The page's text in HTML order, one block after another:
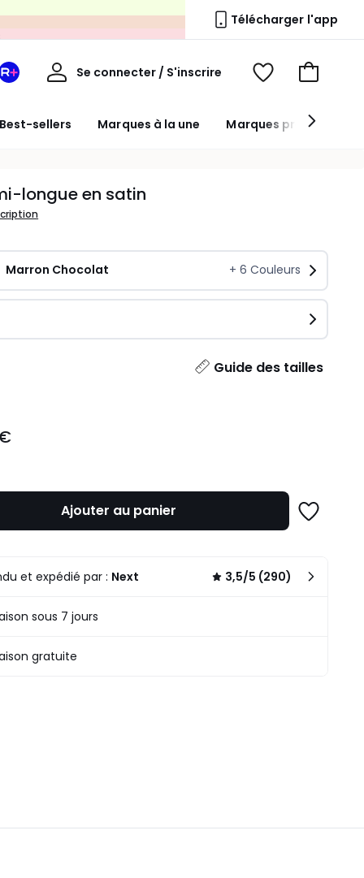
Télécharger l'app
Best-sellers Marques à la une Marques premium
Mon
Redoute
Se connecter / S'inscrire
Mon
Voir
Voir
panier
longue en satin
Marron Chocolat + 6 Couleurs
Guide des tailles
Ajouter au panier
Ajouter
et expédié par : Next 3,5/5 (290)
sous 7 jours
gratuite